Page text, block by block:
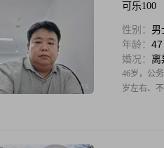
可乐100
性别： 男
年龄： 47
婚况： 离
46岁，公
岁左右、